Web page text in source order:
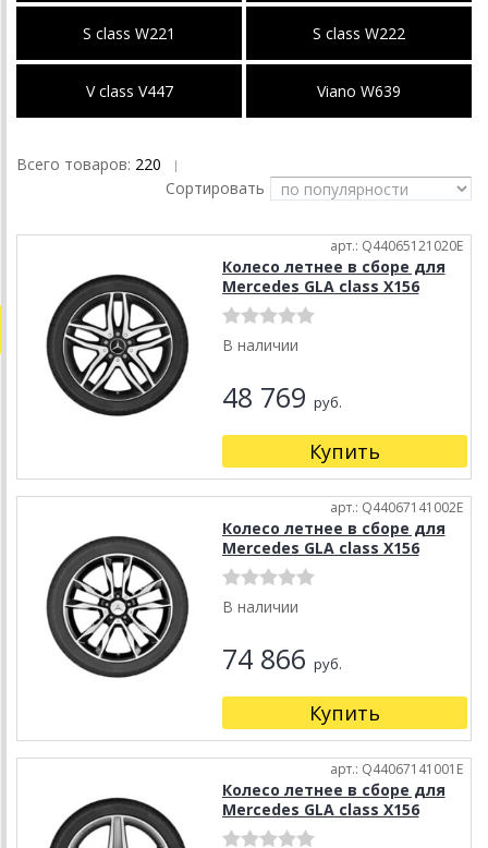
S class W221 S class W222
V class V447 Viano W639
Всего товаров: 220 |
Сортировать
арт.: Q44065121020E
Колесо летнее в сборе для
Mercedes GLA class X156
В наличии
48 769 руб.
Купить
арт.: Q44067141002E
Колесо летнее в сборе для
Mercedes GLA class X156
В наличии
74 866 руб.
Купить
арт.: Q44067141001E
Колесо летнее в сборе для
Mercedes GLA class X156